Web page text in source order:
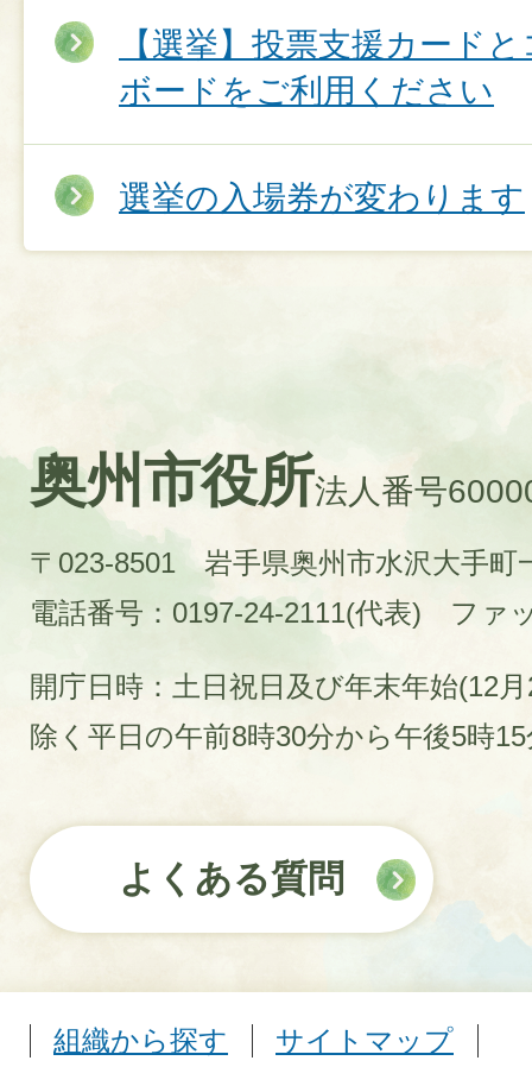
【選挙】投票支援カード
ボードをご利用ください
選挙の入場券が変わります
奥州市役所法人番号
〒023-8501 岩手県奥州市水沢大手町
電話番号：0197-24-2111(代表)
ファ
開庁日時：土日祝日及び年末年始(12
除く平日の午前8時30分から午後5時
よくある質問
組織から探す
サイトマップ